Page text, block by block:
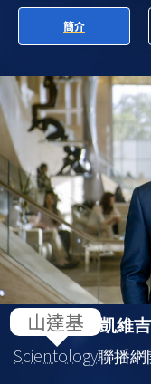
簡介
大衛．密斯凱維
Scientology聯播網